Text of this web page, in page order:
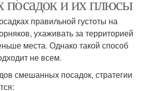
правильной густоты на
ухаживать за территорией
места. Однако такой способ
не всем.
смешанных посадок, стратегии